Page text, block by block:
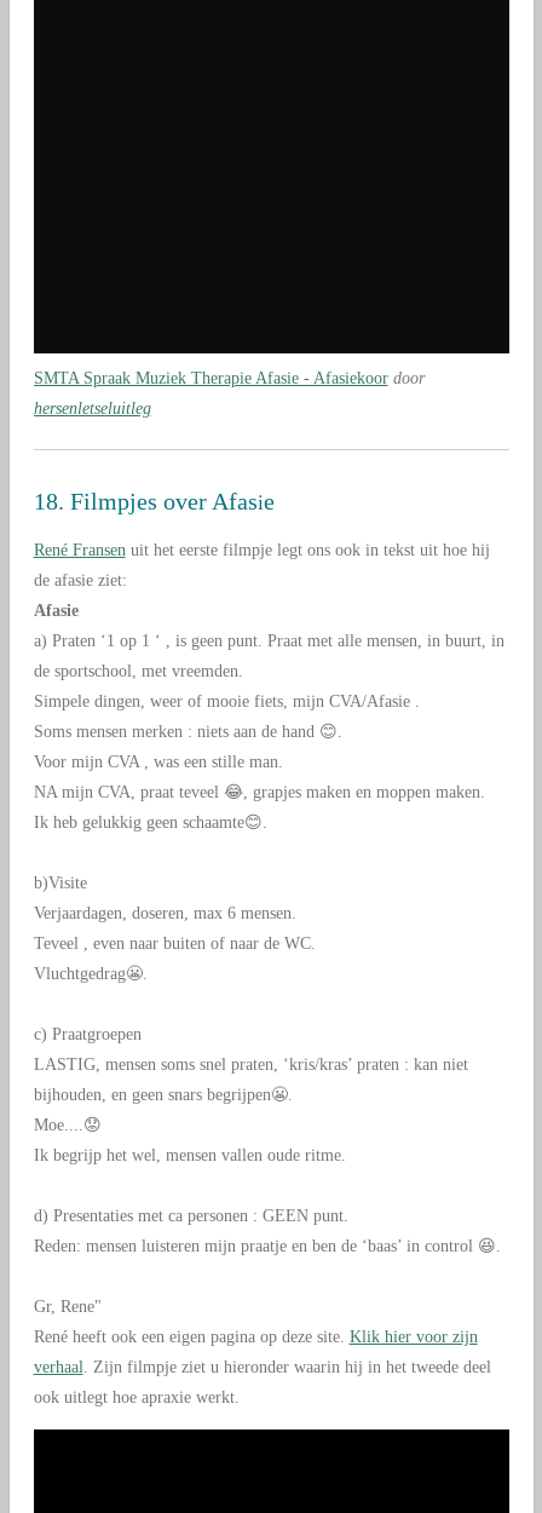
SMTA Spraak Muziek Therapie Afasie - Afasiekoor door
hersenletseluitleg
18. Filmpjes over Afasie
René Fransen uit het eerste filmpje legt ons ook in tekst uit hoe hij
de afasie ziet:
Afasie
a) Praten ‘1 op 1 ‘ , is geen punt. Praat met alle mensen, in buurt, in
de sportschool, met vreemden.
Simpele dingen, weer of mooie fiets, mijn CVA/Afasie .
Soms mensen merken : niets aan de hand 😊.
Voor mijn CVA , was een stille man.
NA mijn CVA, praat teveel 😂, grapjes maken en moppen maken.
Ik heb gelukkig geen schaamte😊.
b)Visite
Verjaardagen, doseren, max 6 mensen.
Teveel , even naar buiten of naar de WC.
Vluchtgedrag😬.
c) Praatgroepen
LASTIG, mensen soms snel praten, ‘kris/kras’ praten : kan niet
bijhouden, en geen snars begrijpen😬.
Moe.... 😟
Ik begrijp het wel, mensen vallen oude ritme.
d) Presentaties met ca personen : GEEN punt.
Reden: mensen luisteren mijn praatje en ben de ‘baas’ in control 😆.
Gr, Rene"
René heeft ook een eigen pagina op deze site. Klik hier voor zijn
verhaal . Zijn filmpje ziet u hieronder waarin hij in het tweede deel
ook uitlegt hoe apraxie werkt.